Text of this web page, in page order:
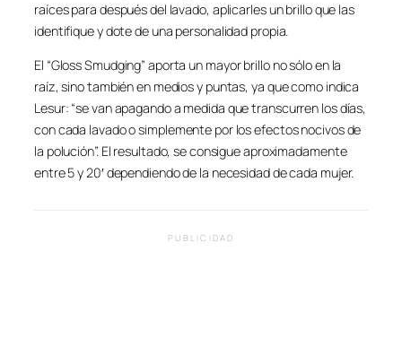
raíces para después del lavado, aplicarles un brillo que las
identifique y dote de una personalidad propia.
El “Gloss Smudging” aporta un mayor brillo no sólo en la
raíz, sino también en medios y puntas, ya que como indica
Lesur: “se van apagando a medida que transcurren los días,
con cada lavado o simplemente por los efectos nocivos de
la polución”. El resultado, se consigue aproximadamente
entre 5 y 20′ dependiendo de la necesidad de cada mujer.
PUBLICIDAD